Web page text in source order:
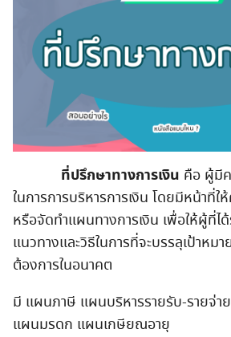
ที่ปรึกษาทางการเงิน คือ ผู้มี
ในการการบริหารการเงิน โดยมีหน้าที่ใ
หรือจัดทำแผนทางการเงิน เพื่อให้ผู้ที่ไ
แนวทางและวิธีในการที่จะบรรลุเป้าหมา
ต้องการในอนาคต
มี แผนภาษี แผนบริหารรายรับ-รายจ่
แผนมรดก แผนเกษียณอายุ